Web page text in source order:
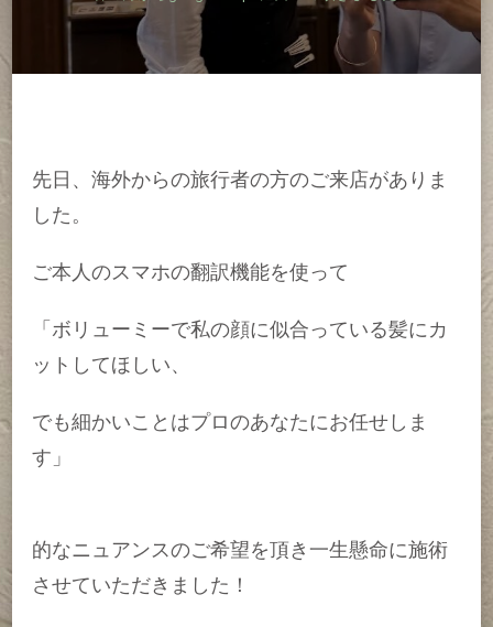
者
の
方
MAPS
ミ
ま
の
先日、海外からの旅行者の方のご来店がありま
した。
ご本人のスマホの翻訳機能を使って
「ボリューミーで私の顔に似合っている髪にカ
ットしてほしい、
でも細かいことはプロのあなたにお任せしま
す」
的なニュアンスのご希望を頂き一生懸命に施術
させていただきました！